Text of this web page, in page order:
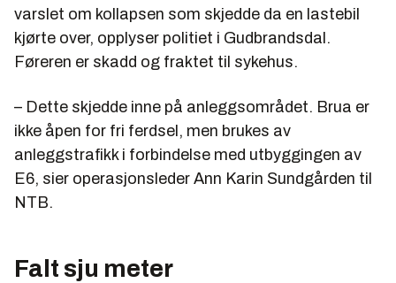
varslet om kollapsen som skjedde da en lastebil
kjørte over, opplyser politiet i Gudbrandsdal.
Føreren er skadd og fraktet til sykehus.
– Dette skjedde inne på anleggsområdet. Brua er
ikke åpen for fri ferdsel, men brukes av
anleggstrafikk i forbindelse med utbyggingen av
E6, sier operasjonsleder Ann Karin Sundgården til
NTB.
Falt sju meter